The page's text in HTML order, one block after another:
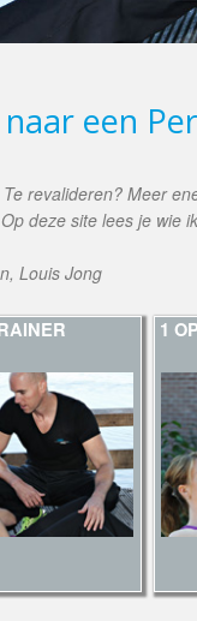
een
revalideren? Meer
deze site lees je wie
Louis Jong
1